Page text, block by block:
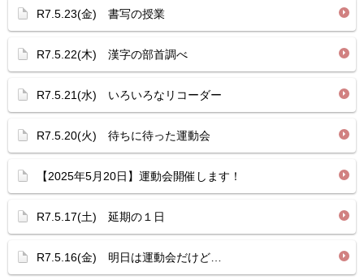
R7.5.23(金) 書写の授業
R7.5.22(木) 漢字の部首調べ
R7.5.21(水) いろいろなリコーダー
R7.5.20(火) 待ちに待った運動会
【2025年5月20日】運動会開催します！
R7.5.17(土) 延期の１日
R7.5.16(金) 明日は運動会だけど…